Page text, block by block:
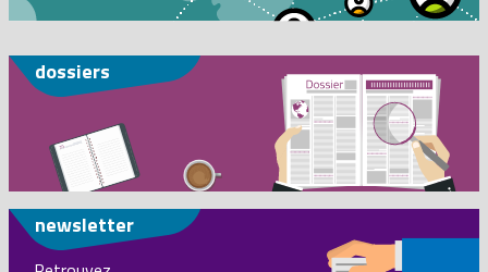
dossiers
newsletter